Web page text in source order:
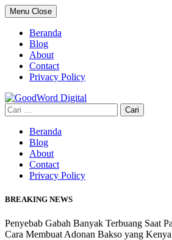
Skip
to
content
Menu Close
Beranda
Blog
About
Contact
Privacy Policy
Cari
untuk:
Beranda
Blog
About
Contact
Privacy Policy
BREAKING NEWS
Penyebab Gabah Banyak Terbuang Saat
Cara Membuat Adonan Bakso yang